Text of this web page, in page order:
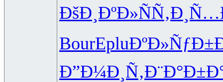
ÐšÐ¸ÐºÐ»ÑÑ‚Ð¸Ñ…
BourEpluÐºÐ»ÑƒÐ±
Ð”Ð¼Ð¸Ñ‚